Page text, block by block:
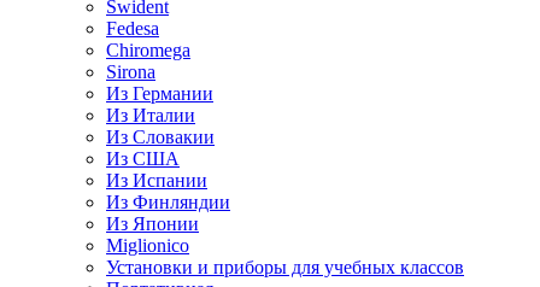
Swident
Fedesa
Chiromega
Sirona
Из Германии
Из Италии
Из Словакии
Из США
Из Испании
Из Финляндии
Из Японии
Miglionico
Установки и приборы для учебных классов